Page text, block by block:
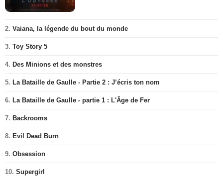
2. Vaiana, la légende du bout du monde
3. Toy Story 5
4. Des Minions et des monstres
5. La Bataille de Gaulle - Partie 2 : J’écris ton nom
6. La Bataille de Gaulle - partie 1 : L'Âge de Fer
7. Backrooms
8. Evil Dead Burn
9. Obsession
10. Supergirl